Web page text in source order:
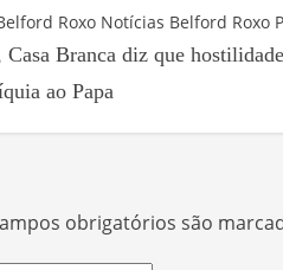
Roxo Notícias Belford Roxo
Branca diz que
ao Papa
obrigatórios são